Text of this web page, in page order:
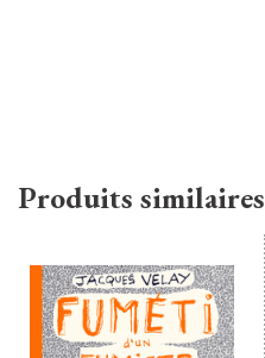
Produits similaires